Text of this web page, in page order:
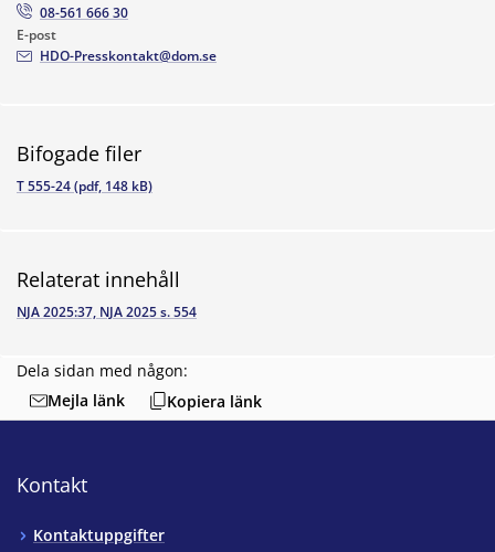
Dela sidan med någon:
Mejla länk
Kopiera länk
08-561 666 30
E-post
HDO-Presskontakt@dom.se
Bifogade filer
T 555-24 (pdf, 148 kB)
Relaterat innehåll
NJA 2025:37, NJA 2025 s. 554
Kontakt
Kontaktuppgifter